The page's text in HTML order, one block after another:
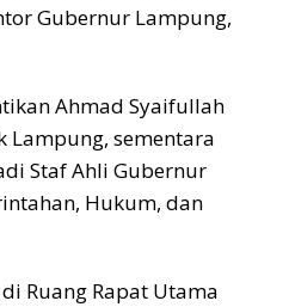
Gubernur Lampung,
Ahmad Syaifullah
Lampung, sementara
Staf Ahli Gubernur
Hukum, dan
Ruang Rapat Utama